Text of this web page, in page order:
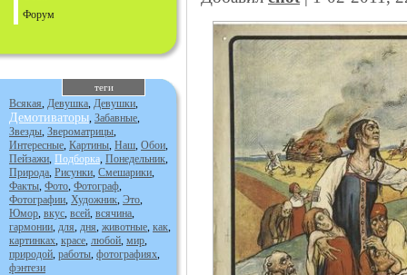
Форум
теги
Всякая, Девушка, Девушки,
Демотиваторы, Забавные,
Звезды, Звероматрицы,
Интересные, Картины, Наш, Обои,
Пейзажи, Подборка, Понедельник,
Природа, Рисунки, Смешарики,
Факты, Фото, Фотограф,
Фотографии, Художник, Это,
Юмор, вкус, всей, всячина,
гармонии, для, дня, животные, как,
картинках, красе, любой, мир,
природой, работы, фотографиях,
фэнтези